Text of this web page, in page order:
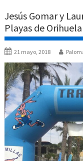
Jesús Gomar y
Playas de Orihuela
21 mayo, 2018